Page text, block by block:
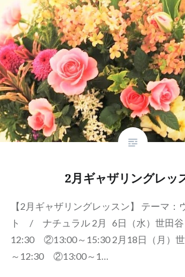
2月ギャザリングレッ
【2月ギャザリングレッスン】 テーマ：
ト / ナチュラル 2月 6日（水）世田
12:30 ②13:00～15:30 2月18日（月）
～12:30 ②13:00～1…